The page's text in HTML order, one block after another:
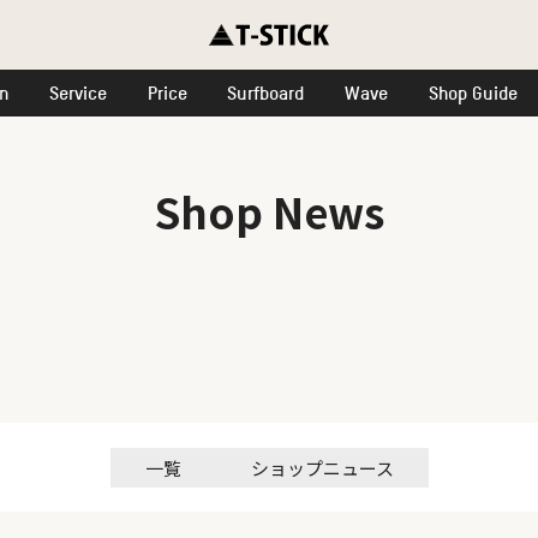
Service Price Surfboard Wave Shop Guide
Shop News
一覧 ショップニュース